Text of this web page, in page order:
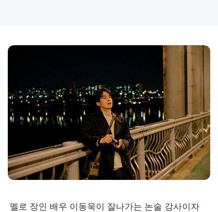
멜로 장인 배우 이동욱이 잘나가는 논술 강사이자